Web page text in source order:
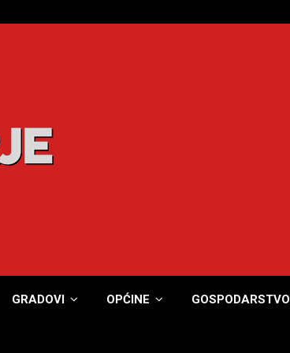
GRADOVI OPĆINE GOSPODARSTVO